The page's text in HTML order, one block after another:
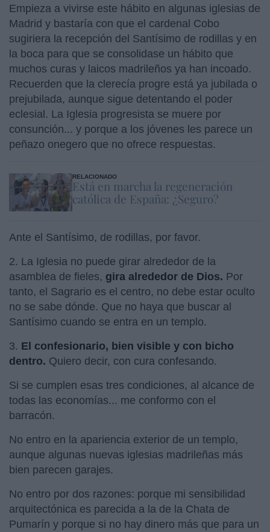
Empieza a vivirse este hábito en algunas iglesias de
Madrid y bastaría con que el cardenal Cobo
sugiriera la recepción del Santísimo de rodillas y en
la boca para que se consolidase un hábito que
muchos curas y laicos madrileños ya han incoado.
Recuerden que la clerecía progre está ya jubilada o
prejubilada, aunque sigue detentando el poder
eclesial. La Iglesia progresista se muere por
consunción... y porque a los jóvenes les parece un
peñazo onegero que no ofrece respuestas.
RELACIONADO
Está en marcha la regeneración
católica de España: ¿Seguro?
Ante el Santísimo, de rodillas, por favor.
2. La Iglesia no puede girar alrededor de la
asamblea de fieles, gira alrededor de Dios. Por
tanto, el Sagrario es el centro, no debe estar oculto
no se sabe dónde. Que no haya que buscar al
Santísimo cuando se entra en un templo.
3. El confesionario, bien visible y con bicho
dentro. Quiero decir, con cura confesando.
Si se cumplen esas tres condiciones, al alcance de
todas las economías... me conformo con el
barracón.
No entro en la apariencia exterior de un templo,
aunque algunas nuevas iglesias madrileñas más
bien parecen garajes.
No entro por dos razones: porque mi sensibilidad
arquitectónica es parecida a la de la Chata de
Pumarín y porque si no hay dinero más que para un